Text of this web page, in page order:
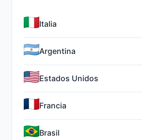
Italia
Argentina
Estados Unidos
Francia
Brasil